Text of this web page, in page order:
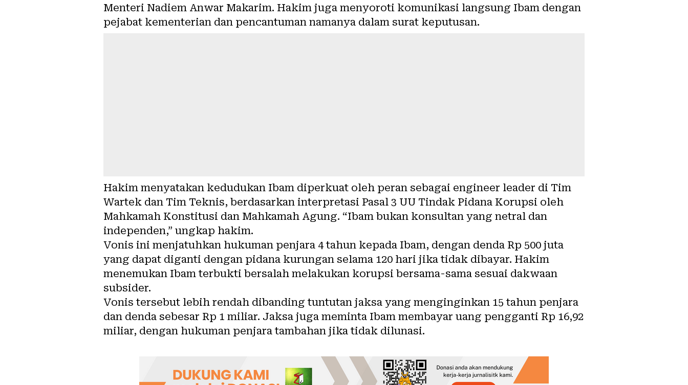
Menteri Nadiem Anwar Makarim. Hakim juga menyoroti komunikasi langsung Ibam dengan
pejabat kementerian dan pencantuman namanya dalam surat keputusan.
Hakim menyatakan kedudukan Ibam diperkuat oleh peran sebagai engineer leader di Tim
Wartek dan Tim Teknis, berdasarkan interpretasi Pasal 3 UU Tindak Pidana Korupsi oleh
Mahkamah Konstitusi dan Mahkamah Agung. “Ibam bukan konsultan yang netral dan
independen,” ungkap hakim.
Vonis ini menjatuhkan hukuman penjara 4 tahun kepada Ibam, dengan denda Rp 500 juta
yang dapat diganti dengan pidana kurungan selama 120 hari jika tidak dibayar. Hakim
menemukan Ibam terbukti bersalah melakukan korupsi bersama-sama sesuai dakwaan
subsider.
Vonis tersebut lebih rendah dibanding tuntutan jaksa yang menginginkan 15 tahun penjara
dan denda sebesar Rp 1 miliar. Jaksa juga meminta Ibam membayar uang pengganti Rp 16,92
miliar, dengan hukuman penjara tambahan jika tidak dilunasi.